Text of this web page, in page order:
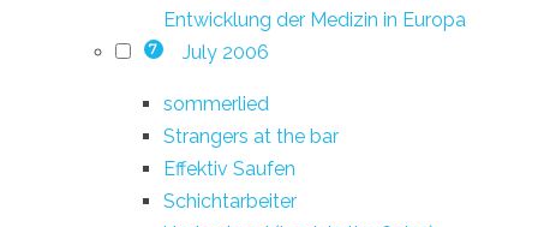
Entwicklung der Medizin in Europa
7 July 2006
sommerlied
Strangers at the bar
Effektiv Saufen
Schichtarbeiter